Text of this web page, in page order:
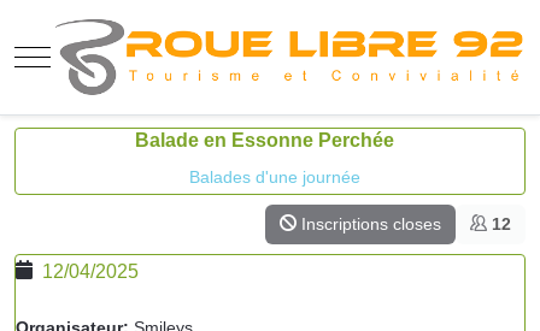
Mobile Menu Toggle
Balade en Essonne Perchée
Balades d'une journée
Inscriptions closes 12
12/04/2025